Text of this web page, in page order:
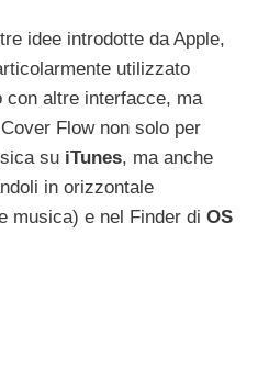
idee introdotte da Apple,
utilizzato
altre interfacce, ma
Flow non solo per
su iTunes, ma anche
in orizzontale
musica) e nel Finder di OS